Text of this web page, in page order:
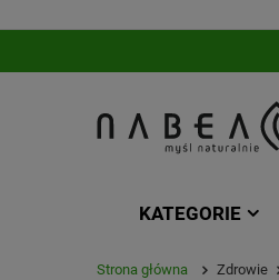
KATEGORIE
Strona główna Zdrowie
KATEGORIA